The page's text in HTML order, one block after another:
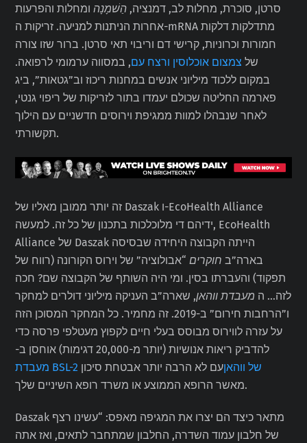
סרטן, סוכרת, מחלות לב, דמנציה, הַשׁמָנָהומחלות והפרעות
אחרות הניתנות למניעה. זריקות ה-mRNA מתדלקות דלקות
חמורות וכרוניות, קרישי דם וריבוי תאי סרטן. ברור שזו צורה
של צמצום אוכלוסין ורצח עם, במסווה ערמומי לרפואה.
במקום ללכוד מיליוני אנשים במחנות ריכוז וב”גטאות”, ביג
פארמה החליטה שכולם יעמדו בתור לזריקות של ריפוי גנטי,
לאחר שנבהלו למוות ממגיפת וירוסים חדשניים עם הילוך
תקשורתי.
זה יותר ממובן מאליו של Daszak ו-EcoHealth Alliance
ידיהם די מלוכלכות בתכנון של כל זה. למעשה, EcoHealth
Alliance של Daszak הייתה הקבוצה היחידה שבסיסה
בארה”ב חוקרים“אבולוציה” של וירוס הקורונה (רווח של
תפקוד) והעברתו בסין. ומי היה השותף של הקבוצה שם? חכה
לזה… ה מעבדת ווהאן, שארה”ב העניקה מיליוני דולרים למחקר
ו”הרחבות חירום” ב-2019. זה מחמיר. כל המחקר המסוכן הזה
על עזרה לווירוס מבוסס בעלי חיים לקפוץ מעטלפי פרסה כדי
להדביק ריאות אנושיות (יותר מ-20,000 דגימות) אוחסן ב-
מעבדת BSL-2 של ווהאןעם לא הרבה יותר אבטחת סיכון
מאשר הרופא הממוצע או משרד רופא השיניים שלך.
Daszak מתאר כיצד הם יצרו את המגיפה מאפס: “עשינו רצף
של חלבון עמוד השדרה, החלבון שמתחבר לתאים, ואז אתה